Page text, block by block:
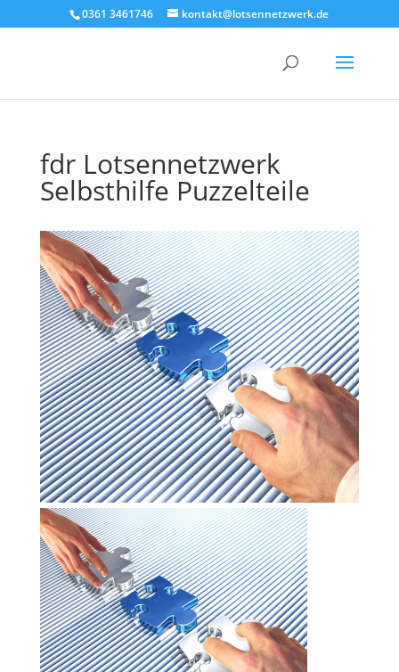
0361 3461746 kontakt@lotsennetzwerk.de
fdr Lotsennetzwerk
Selbsthilfe Puzzelteile